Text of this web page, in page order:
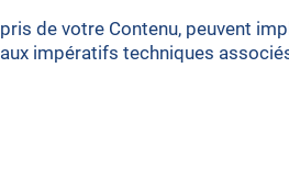
de votre Contenu, peuvent
impératifs techniques